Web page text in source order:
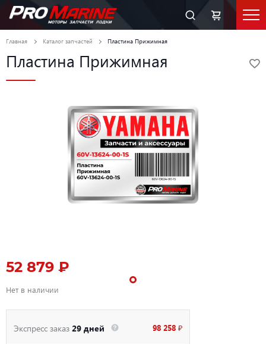
Главная Каталог запчастей Пластина Прижимная
Пластина Прижимная
52 879 ₽
Нет в наличии
Экспресс заказ 29 дней 98 258 ₽